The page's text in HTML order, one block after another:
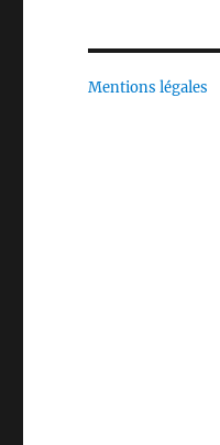
Mentions légales